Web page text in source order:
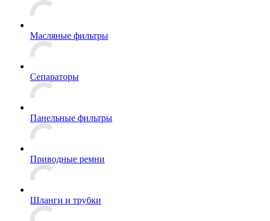
Масляные фильтры
Сепараторы
Панельные фильтры
Приводные ремни
Шланги и трубки